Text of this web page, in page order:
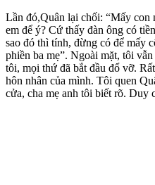
Lần đó,Quân lại chối: “Mấy con
em để ý? Cứ thấy đàn ông có
sao đó thì tính, đừng có để mấy
phiền ba mẹ”. Ngoài mặt, tôi
tôi, mọi thứ đã bắt đầu đổ vỡ.
hôn nhân của mình. Tôi quen
cửa, cha mẹ anh tôi biết rõ. Duy